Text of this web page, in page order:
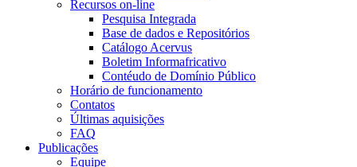
Recursos on-line
Pesquisa Integrada
Base de dados e Repositórios
Catálogo Acervus
Boletim Informafricativo
Contéudo de Domínio Público
Horário de funcionamento
Contatos
Últimas aquisições
FAQ
Publicações
Equipe